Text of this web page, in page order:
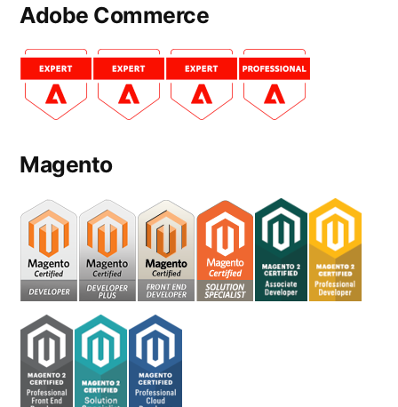
Adobe Commerce
Magento